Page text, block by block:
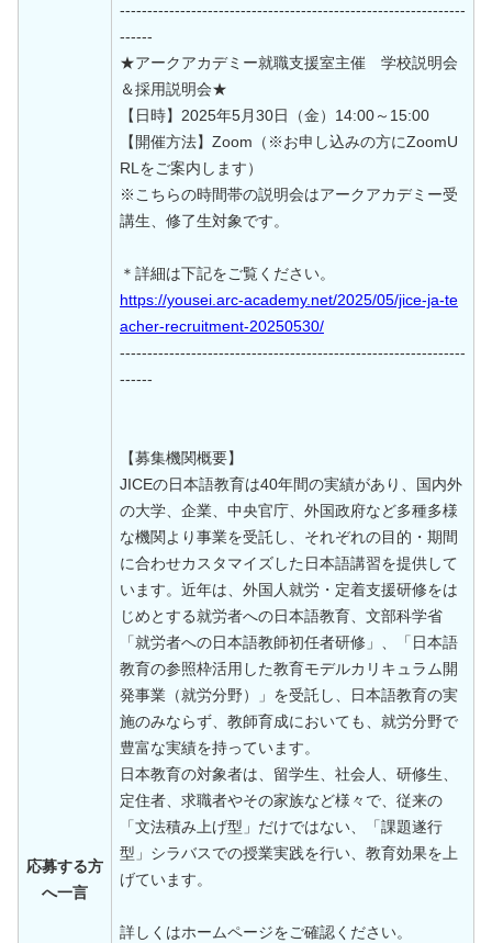
応募する方
へ一言
---------------------------------------------------------------
------
★アークアカデミー就職支援室主催 学校説明会
＆採用説明会★
【日時】2025年5月30日（金）14:00～15:00
【開催方法】Zoom（※お申し込みの方にZoomU
RLをご案内します）
※こちらの時間帯の説明会はアークアカデミー受
講生、修了生対象です。
＊詳細は下記をご覧ください。
https://yousei.arc-academy.net/2025/05/jice-ja-te
acher-recruitment-20250530/
---------------------------------------------------------------
------
【募集機関概要】
JICEの日本語教育は40年間の実績があり、国内外
の大学、企業、中央官庁、外国政府など多種多様
な機関より事業を受託し、それぞれの目的・期間
に合わせカスタマイズした日本語講習を提供して
います。近年は、外国人就労・定着支援研修をは
じめとする就労者への日本語教育、文部科学省
「就労者への日本語教師初任者研修」、「日本語
教育の参照枠活用した教育モデルカリキュラム開
発事業（就労分野）」を受託し、日本語教育の実
施のみならず、教師育成においても、就労分野で
豊富な実績を持っています。
日本教育の対象者は、留学生、社会人、研修生、
定住者、求職者やその家族など様々で、従来の
「文法積み上げ型」だけではない、「課題遂行
型」シラバスでの授業実践を行い、教育効果を上
げています。
詳しくはホームページをご確認ください。